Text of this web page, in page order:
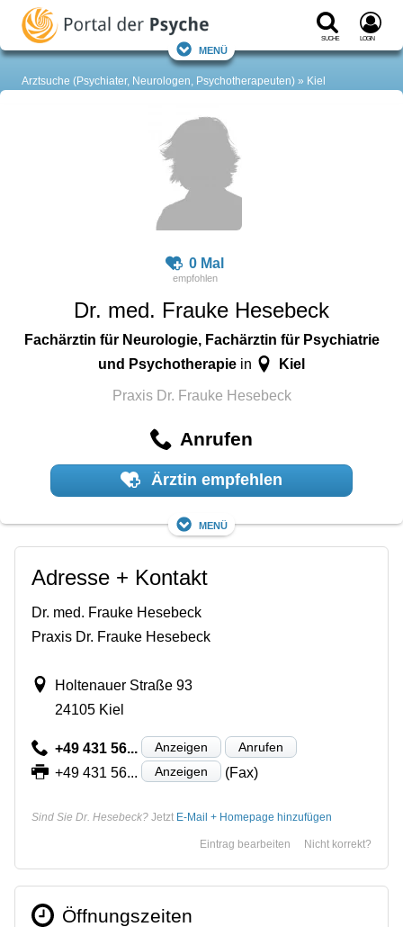
Suche Login
Menü
Arztsuche (Psychiater, Neurologen, Psychotherapeuten) Kiel
0 Mal
Dr. med. Frauke Hesebeck
Fachärztin für Neurologie, Fachärztin für Psychiatrie
und Psychotherapie in Kiel
Praxis Dr. Frauke Hesebeck
Anrufen
Ärztin empfehlen
Menü
Adresse + Kontakt
Dr. med. Frauke Hesebeck
Praxis Dr. Frauke Hesebeck
Holtenauer Straße 93
24105 Kiel
+49 431 56... Anzeigen Anrufen
+49 431 56... Anzeigen (Fax)
Sind Sie Dr. Hesebeck? Jetzt E-Mail + Homepage hinzufügen
Nicht korrekt?
Eintrag bearbeiten
Öffnungszeiten